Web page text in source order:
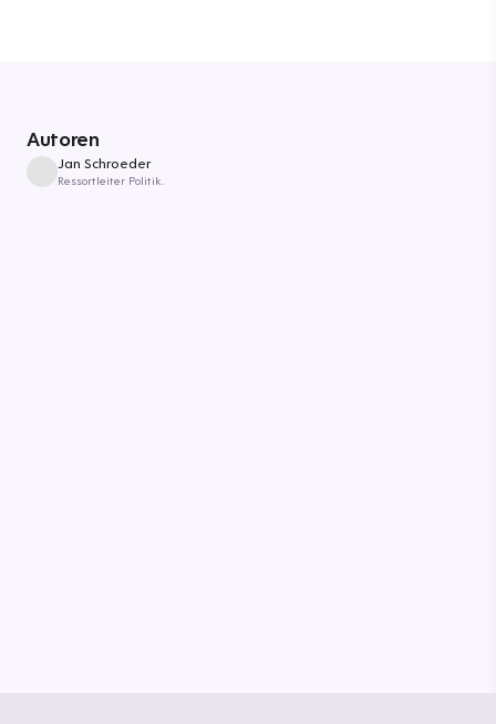
Autoren
Jan Schroeder
Ressortleiter Politik.